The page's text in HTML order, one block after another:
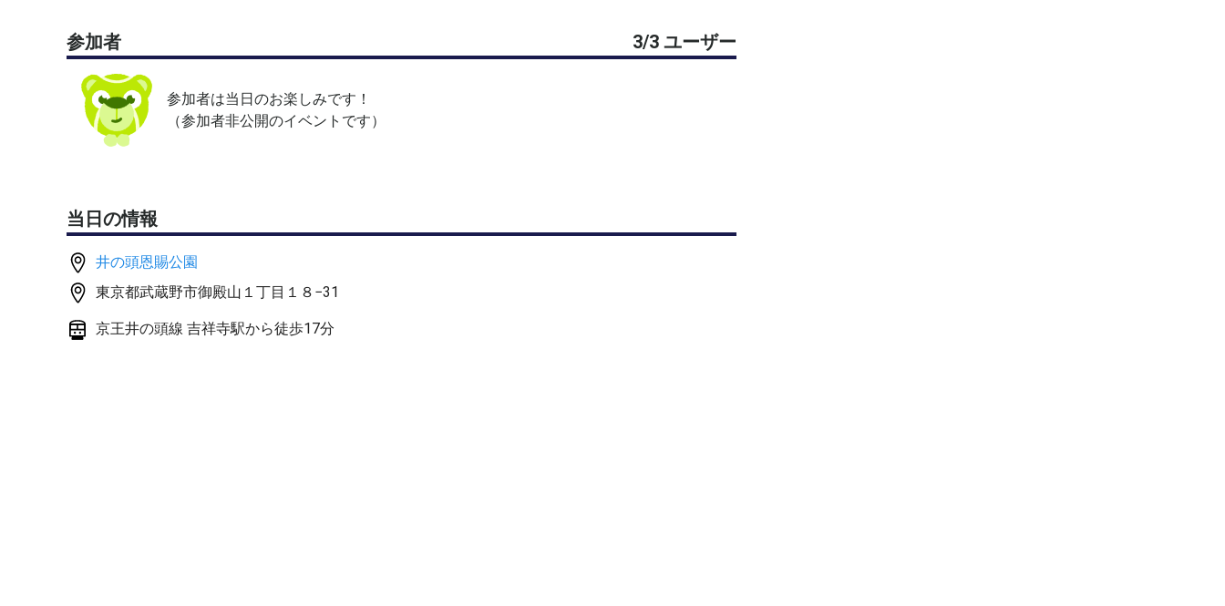
テニスボールは主催者が用意いたします
楽しくプレイできる方、お待ちしています
参加者 3/3 ユーザー
参加者は当日のお楽しみです！
（参加者非公開のイベントです）
当日の情報
井の頭恩賜公園
東京都武蔵野市御殿山１丁目１８−31
京王井の頭線 吉祥寺駅から徒歩17分